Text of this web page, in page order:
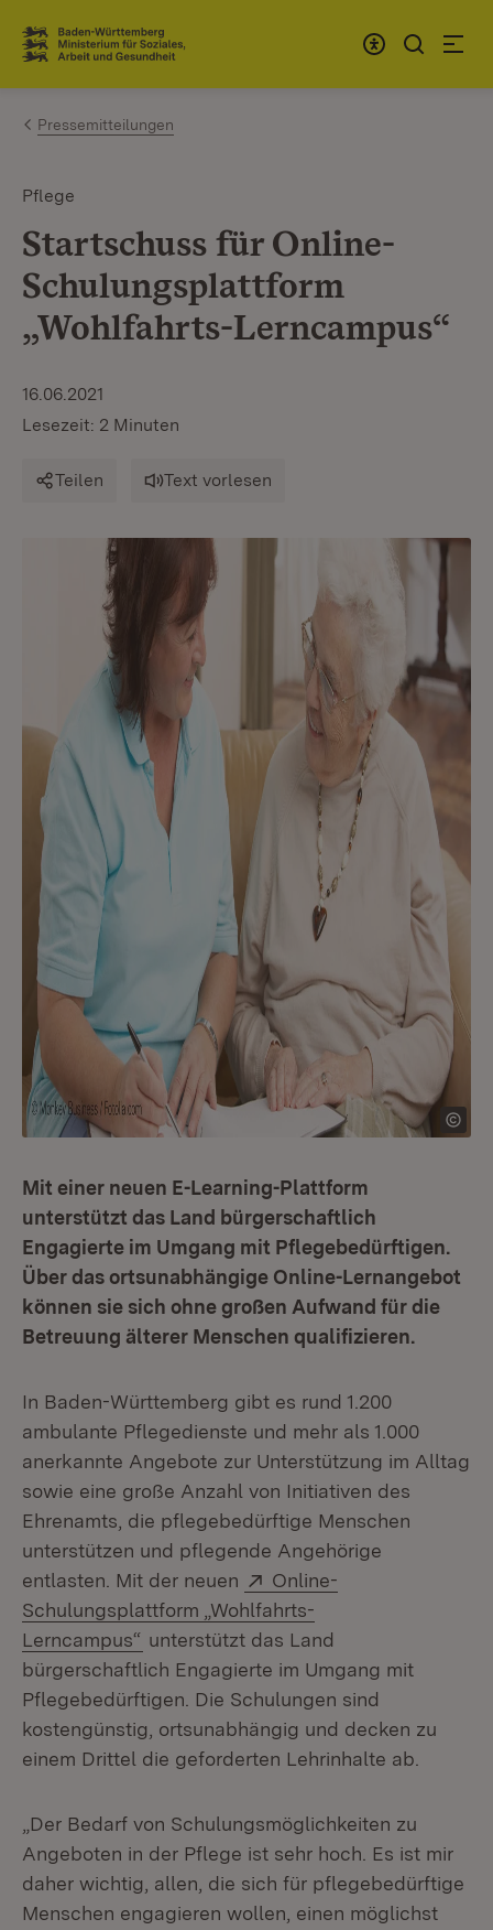
Zum Inhalt springen
Link zur Startseite
Pressemitteilungen
Pflege
Startschuss für Online-
Schulungsplattform
„Wohlfahrts-Lerncampus“
16.06.2021
Lesezeit: 2 Minuten
Teilen Text vorlesen
Mit einer neuen E-Learning-Plattform
unterstützt das Land bürgerschaftlich
Engagierte im Umgang mit Pflegebedürftigen.
Über das ortsunabhängige Online-Lernangebot
können sie sich ohne großen Aufwand für die
Betreuung älterer Menschen qualifizieren.
In Baden-Württemberg gibt es rund 1.200
ambulante Pflegedienste und mehr als 1.000
anerkannte Angebote zur Unterstützung im Alltag
sowie eine große Anzahl von Initiativen des
Ehrenamts, die pflegebedürftige Menschen
unterstützen und pflegende Angehörige
entlasten. Mit der neuen
Extern:
Online-
Schulungsplattform „Wohlfahrts-
Lerncampus“ (Öffnet in neuem Fenster)
unterstützt das Land
bürgerschaftlich Engagierte im Umgang mit
Pflegebedürftigen. Die Schulungen sind
kostengünstig, ortsunabhängig und decken zu
einem Drittel die geforderten Lehrinhalte ab.
„Der Bedarf von Schulungsmöglichkeiten zu
Angeboten in der Pflege ist sehr hoch. Es ist mir
daher wichtig, allen, die sich für pflegebedürftige
Menschen engagieren wollen, einen möglichst